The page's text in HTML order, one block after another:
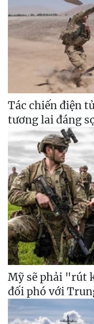
Tác chiến điện
tương lai đáng
Mỹ sẽ phải "rút
đối phó với